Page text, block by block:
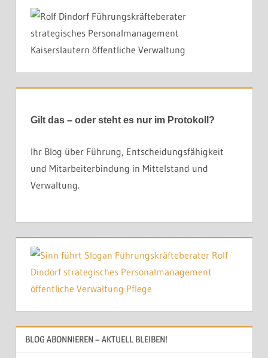
Gilt das – oder steht es nur im Protokoll?
Ihr Blog über Führung, Entscheidungsfähigkeit
und Mitarbeiterbindung in Mittelstand und
Verwaltung.
BLOG ABONNIEREN – AKTUELL BLEIBEN!